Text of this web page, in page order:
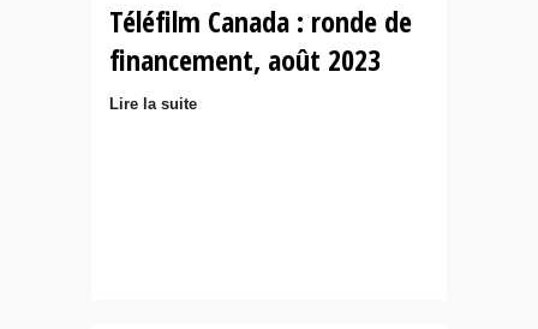
Téléfilm Canada : ronde de
financement, août 2023
Lire la suite